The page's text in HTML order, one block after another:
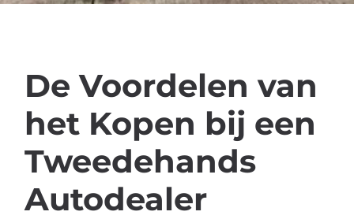
De Voordelen van
het Kopen bij een
Tweedehands
Autodealer